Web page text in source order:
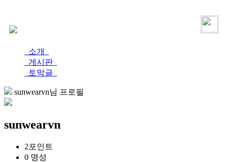
소개
게시판
토막글
sunwearvn님 프로필
sunwearvn
2포인트
0 명성